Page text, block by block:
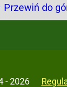
Przewiń do
- 2026